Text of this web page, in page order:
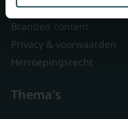
Contact
Branded content
Privacy & voorwaarden
Herroepingsrecht
Thema's